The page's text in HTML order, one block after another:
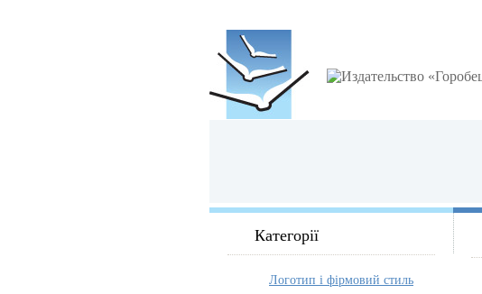
Категорії
Логотип і фірмовий стиль